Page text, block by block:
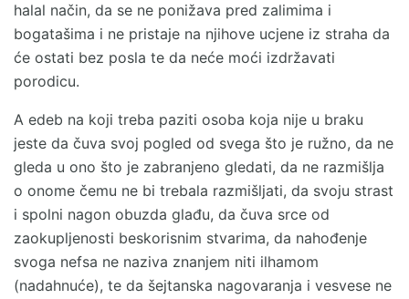
halal način, da se ne ponižava pred zalimima i
bogatašima i ne pristaje na njihove ucjene iz straha da
će ostati bez posla te da neće moći izdržavati
porodicu.
A edeb na koji treba paziti osoba koja nije u braku
jeste da čuva svoj pogled od svega što je ružno, da ne
gleda u ono što je zabranjeno gledati, da ne razmišlja
o onome čemu ne bi trebala razmišljati, da svoju strast
i spolni nagon obuzda glađu, da čuva srce od
zaokupljenosti beskorisnim stvarima, da nahođenje
svoga nefsa ne naziva znanjem niti ilhamom
(nadahnuće), te da šejtanska nagovaranja i vesvese ne